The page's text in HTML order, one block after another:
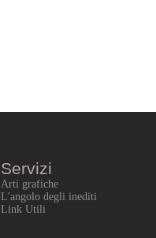
Servizi
Arti grafiche
L'angolo degli inediti
Link Utili